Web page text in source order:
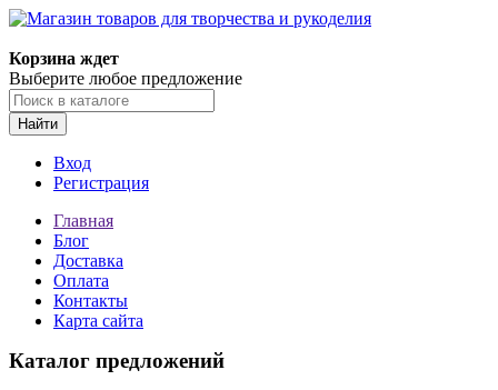
Корзина ждет
Выберите любое предложение
Найти
Вход
Регистрация
Главная
Блог
Доставка
Оплата
Контакты
Карта сайта
Каталог предложений